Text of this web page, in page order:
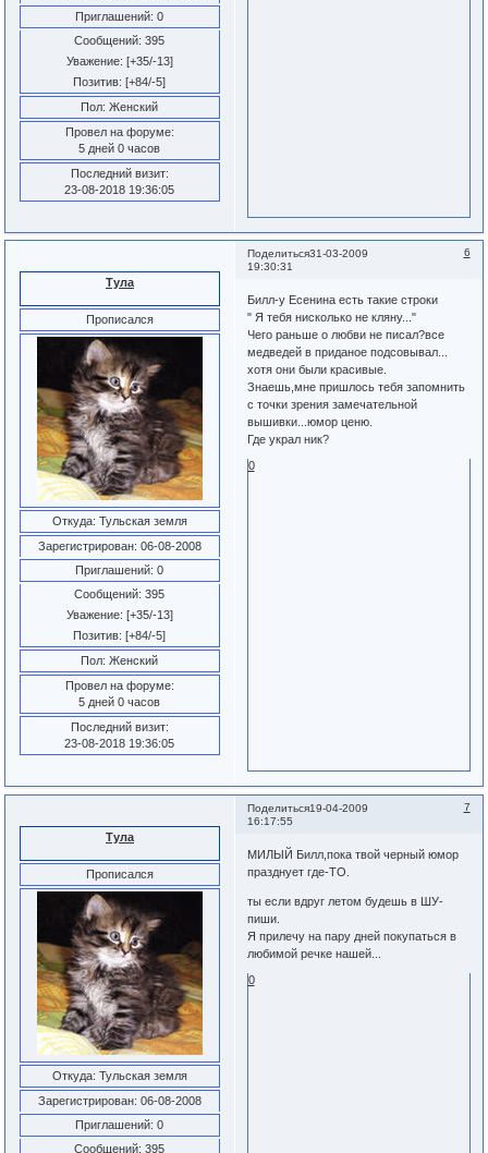
Приглашений: 0
Сообщений: 395
Уважение: [+35/-13]
Позитив: [+84/-5]
Пол: Женский
Провел на форуме:
5 дней 0 часов
Последний визит:
23-08-2018 19:36:05
Поделиться 6
31-03-2009
19:30:31
Тула
Прописался
Откуда: Тульская земля
Зарегистрирован: 06-08-2008
Приглашений: 0
Сообщений: 395
Уважение: [+35/-13]
Позитив: [+84/-5]
Пол: Женский
Провел на форуме:
5 дней 0 часов
Последний визит:
23-08-2018 19:36:05
Билл-у Есенина есть такие строки
" Я тебя нисколько не кляну..."
Чего раньше о любви не писал?все
медведей в приданое подсовывал...
хотя они были красивые.
Знаешь,мне пришлось тебя запомнить
с точки зрения замечательной
вышивки...юмор ценю.
Где украл ник?
0
Поделиться 7
19-04-2009
16:17:55
Тула
Прописался
Откуда: Тульская земля
Зарегистрирован: 06-08-2008
Приглашений: 0
Сообщений: 395
МИЛЫЙ Билл,пока твой черный юмор
празднует где-ТО.
ты если вдруг летом будешь в ШУ-
пиши.
Я прилечу на пару дней покупаться в
любимой речке нашей...
0